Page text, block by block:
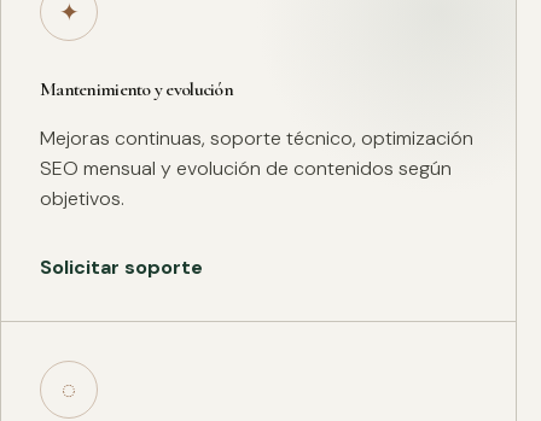
✦
Mantenimiento y evolución
Mejoras continuas, soporte técnico, optimización
SEO mensual y evolución de contenidos según
objetivos.
Solicitar soporte
◌